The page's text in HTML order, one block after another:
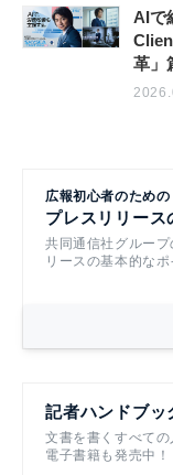
AIで
革」
広報初心者のための
プレスリリース
共同通信社グルー
リースの基本的なポ
記者ハンドブッ
文書を書くすべての
電子書籍も発売中！